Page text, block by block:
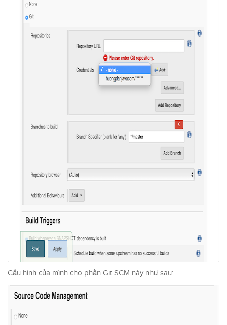
Cấu hình của mình cho phần Git SCM này như sau: